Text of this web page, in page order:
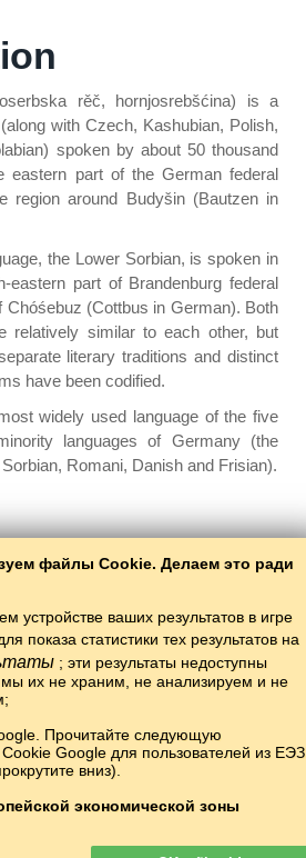
rěč, hornjosrebšćina) is a
with Czech, Kashubian, Polish,
spoken by about 50 thousand
eastern part of the German federal
region around Budyšin (Bautzen in
the Lower Sorbian, is spoken in
eastern part of Brandenburg federal
Chóśebuz (Cottbus in German). Both
relatively similar to each other, but
literary traditions and distinct
have been codified.
widely used language of the five
languages of Germany (the
Romani, Danish and Frisian).
contents
файлы Cookie. Делаем это ради
устройстве ваших результатов в игре
показа статистики тех результатов на
; эти результаты недоступны
их не храним, не анализируем и не
Прочитайте следующую
Google для пользователей из ЕЭЗ
вниз).
экономической зоны
2015–2025 BALTOSLAV.
yaklanğan.